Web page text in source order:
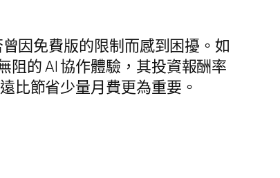
因免費版的限制而感到困擾。如
的 AI 協作體驗，其投資報酬率
比節省少量月費更為重要。